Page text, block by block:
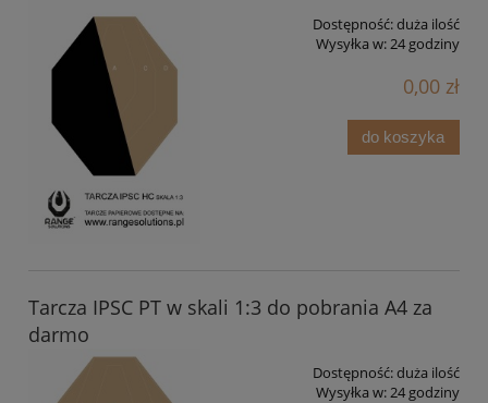
Dostępność:duża ilość
Wysyłka w:24 godziny
0,00 zł
do koszyka
Tarcza IPSC PT w skali 1:3 do pobrania A4 za
darmo
Dostępność:duża ilość
Wysyłka w:24 godziny